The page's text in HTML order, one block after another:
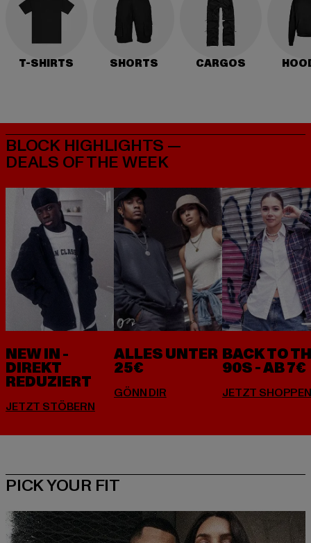
T-SHIRTS SHORTS CARGOS
BLOCK HIGHLIGHTS —
DEALS OF THE WEEK
NEW IN -
DIREKT
REDUZIERT
ALLES UNTER
25€
BACK TO
90S - AB 7€
PICK YOUR FIT